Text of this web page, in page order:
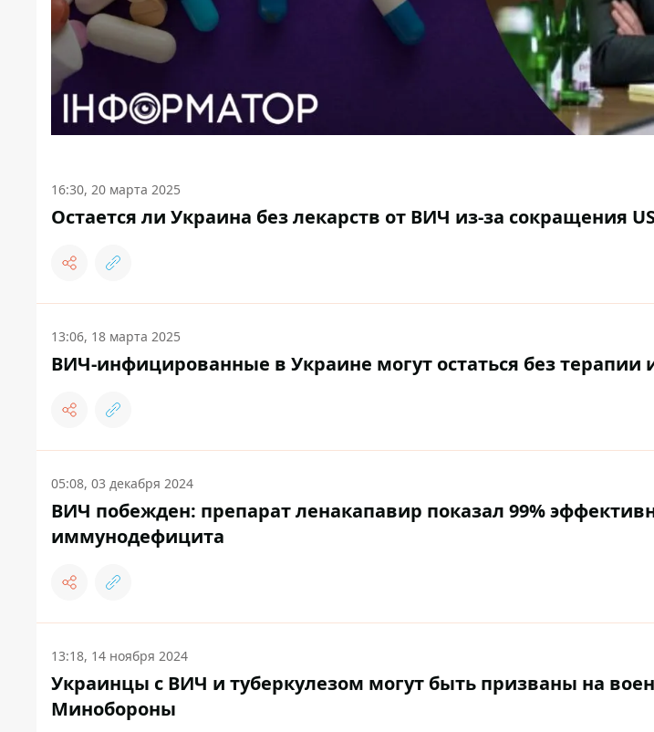
16:30, 20 марта 2025
Остается ли Украина без лекарств от ВИЧ из-за сокращения
13:06, 18 марта 2025
ВИЧ-инфицированные в Украине могут остаться без терапии
05:08, 03 декабря 2024
ВИЧ побежден: препарат ленакапавир показал 99%
иммунодефицита
13:18, 14 ноября 2024
Украинцы с ВИЧ и туберкулезом могут быть призваны на
Минобороны